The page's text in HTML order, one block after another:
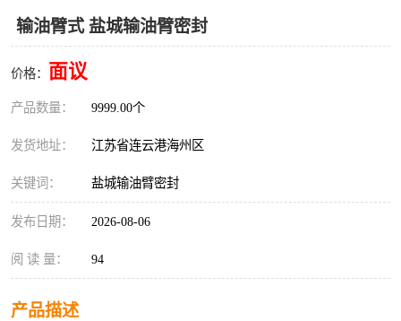
输油臂式 盐城输油臂密封
价格： 面议
产品数量： 9999.00个
发货地址： 江苏省连云港海州区
关键词： 盐城输油臂密封
发布日期： 2026-08-06
阅 读 量： 94
产品描述
车臂